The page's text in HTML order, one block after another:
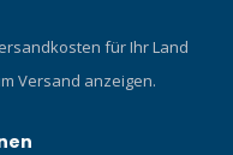
für Ihr Land
Versand anzeigen.